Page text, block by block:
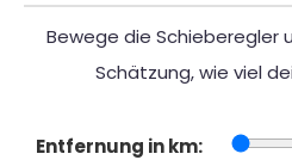
Bewege die Schieberegler
Schätzung, wie viel
Entfernung in km: